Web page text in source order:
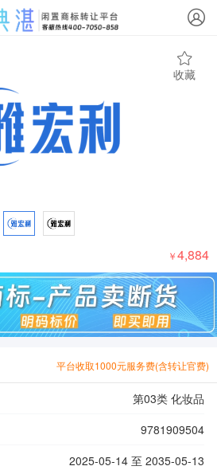
收藏
￥4,884
平台收取1000元服务费(含转让官费)
第03类 化妆品
9781909504
2025-05-14 至 2035-05-13